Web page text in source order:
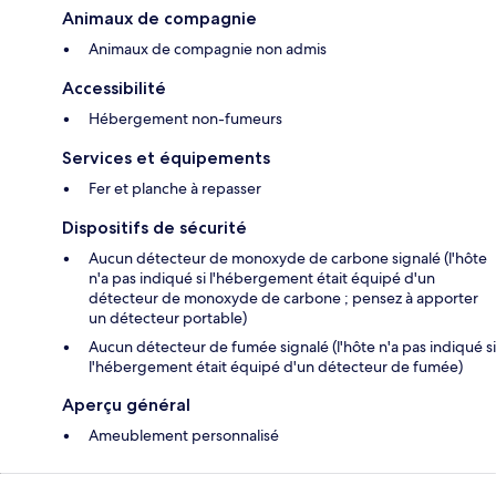
Animaux de compagnie
Animaux de compagnie non admis
Accessibilité
Hébergement non-fumeurs
Services et équipements
Fer et planche à repasser
Dispositifs de sécurité
Aucun détecteur de monoxyde de carbone signalé (l'hôte
n'a pas indiqué si l'hébergement était équipé d'un
détecteur de monoxyde de carbone ; pensez à apporter
un détecteur portable)
Aucun détecteur de fumée signalé (l'hôte n'a pas indiqué si
l'hébergement était équipé d'un détecteur de fumée)
Aperçu général
Ameublement personnalisé